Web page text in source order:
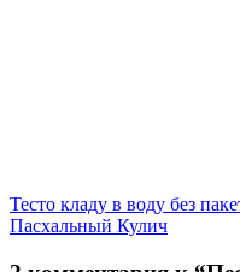
Тесто кладу в воду без
Пасхальный Кулич